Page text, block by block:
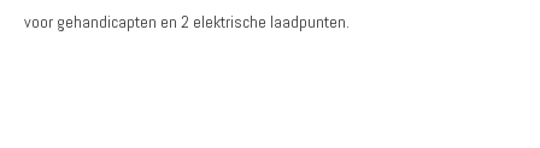
voor gehandicapten en 2 elektrische laadpunten